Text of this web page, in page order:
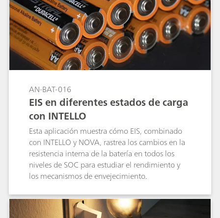
AN-BAT-016
EIS en diferentes estados de carga
con INTELLO
Esta aplicación muestra cómo EIS, combinado
con INTELLO y NOVA, rastrea los cambios en la
resistencia interna de la batería en todos los
niveles de SOC para estudiar el rendimiento y
los mecanismos de envejecimiento.